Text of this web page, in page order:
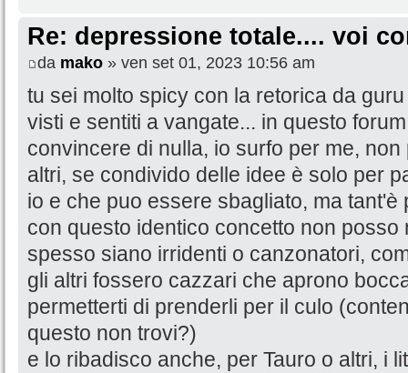
Re: depressione totale.... voi
da mako » ven set 01, 2023 10:56 am
tu sei molto spicy con la retorica da
visti e sentiti a vangate... in questo
convincere di nulla, io surfo per me,
altri, se condivido delle idee è solo per
io e che puo essere sbagliato, ma
con questo identico concetto non
spesso siano irridenti o canzonatori,
gli altri fossero cazzari che aprono
permetterti di prenderli per il culo
questo non trovi?)
e lo ribadisco anche, per Tauro o altri, i